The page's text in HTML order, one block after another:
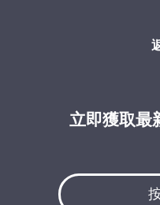
立即獲取最